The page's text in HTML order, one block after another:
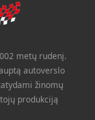
metų rudenį.
autoverslo
žinomų
produkciją